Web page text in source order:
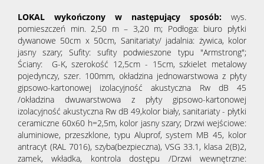
LOKAL wykończony w następujący sposób: wys.
pomieszczeń min. 2,50 m – 3,20 m; Podłoga: biuro płytki
dywanowe 50cm x 50cm, Sanitariaty/ jadalnia: żywica, kolor
jasny szary; Sufity: sufity podwieszone typu "Armstrong";
Ściany: G-K, szerokość 12,5cm - 15cm, szkielet metalowy
pojedynczy, szer. 100mm, okładzina jednowarstwowa z płyty
gipsowo-kartonowej izolacyjność akustyczna Rw dB 45
/okładzina dwuwarstwowa z płyty gipsowo-kartonowej
izolacyjność akustyczna Rw dB 49,kolor biały, sanitariaty - płytki
ceramiczne 60x60 h=2,5m, kolor jasny szary; Drzwi wejściowe:
aluminiowe, przeszklone, typu Aluprof, system MB 45, kolor
antracyt (RAL 7016), szyba(bezpieczna), VSG 33.1, klasa 2(B)2,
zamek, wkładka, kontrola dostępu /Drzwi wewnętrzne: